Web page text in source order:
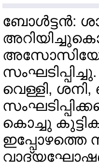
ബോള്‍ട്ടന്‍:
വെള്ളി,
കൊച്ചു